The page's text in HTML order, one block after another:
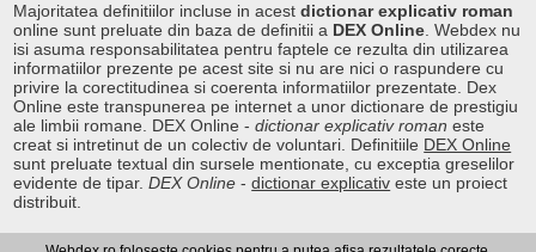
Majoritatea definitiilor incluse in acestdictionar explicativ roman
online sunt preluate din baza de definitii a DEX Online . Webdex nu
isi asuma responsabilitatea pentru faptele ce rezulta din utilizarea
informatiilor prezente pe acest site si nu are nici o raspundere cu
privire la corectitudinea si coerenta informatiilor prezentate. Dex
Online este transpunerea pe internet a unor dictionare de prestigiu
ale limbii romane. DEX Online -dictionar explicativ roman este
creat si intretinut de un colectiv de voluntari. Definitiile DEX Online
sunt preluate textual din sursele mentionate, cu exceptia greselilor
evidente de tipar.DEX Online -dictionar explicativ este un proiect
distribuit.